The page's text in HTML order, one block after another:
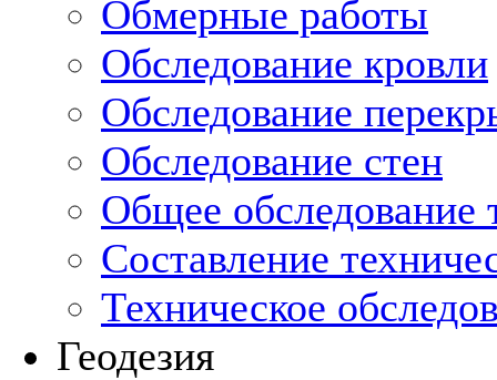
Обмерные работы
Обследование кровли
Обследование
Обследование стен
Общее обследование
Составление
Техническое
Геодезия